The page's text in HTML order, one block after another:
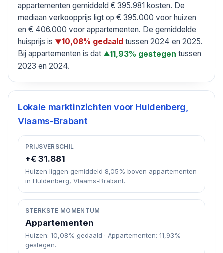
appartementen gemiddeld € 395.981 kosten. De
mediaan verkoopprijs ligt op € 395.000 voor huizen
en € 406.000 voor appartementen. De gemiddelde
huisprijs is ▼10,08% gedaald tussen 2024 en 2025.
Bij appartementen is dat ▲11,93% gestegen tussen
2023 en 2024.
Lokale marktinzichten voor Huldenberg,
Vlaams-Brabant
PRIJSVERSCHIL
+€ 31.881
Huizen liggen gemiddeld 8,05% boven appartementen
in Huldenberg, Vlaams-Brabant.
STERKSTE MOMENTUM
Appartementen
Huizen: 10,08% gedaald · Appartementen: 11,93%
gestegen.